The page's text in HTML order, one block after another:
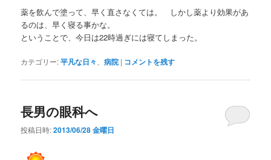
薬を飲んで塗って、早く直さなくては。 しかし薬より効果があ
るのは、早く寝る事かな。
ということで、今日は22時過ぎには寝てしまった。
カテゴリー:平凡な日々 、病院 | コメントを残す
長男の眼科へ
投稿日時:2013/06/28 金曜日